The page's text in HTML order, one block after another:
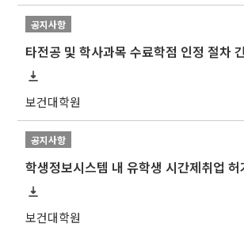
공지사항
타전공 및 학사과목 수료학점 인정 절차
보건대학원
공지사항
보건대학원